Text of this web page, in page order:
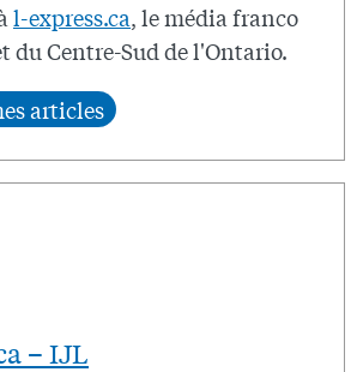
l-express.ca, le média franco
du Centre-Sud de l'Ontario.
– IJL